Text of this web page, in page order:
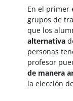
En el primer
grupos de
que los
alternativa
personas
profesor
de manera
la elección